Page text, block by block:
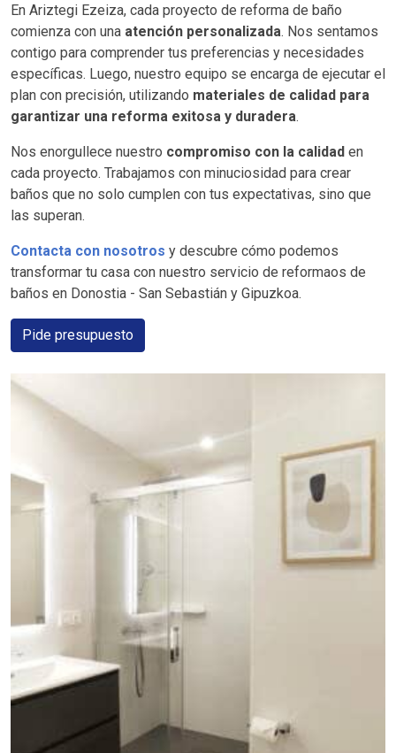
En Ariztegi Ezeiza, cada proyecto de reforma de baño
comienza con una atención personalizada. Nos sentamos
contigo para comprender tus preferencias y necesidades
específicas. Luego, nuestro equipo se encarga de ejecutar el
plan con precisión, utilizando materiales de calidad para
garantizar una reforma exitosa y duradera.
Nos enorgullece nuestro compromiso con la calidad en
cada proyecto. Trabajamos con minuciosidad para crear
baños que no solo cumplen con tus expectativas, sino que
las superan.
Contacta con nosotros y descubre cómo podemos
transformar tu casa con nuestro servicio de reformaos de
baños en Donostia - San Sebastián y Gipuzkoa.
Pide presupuesto